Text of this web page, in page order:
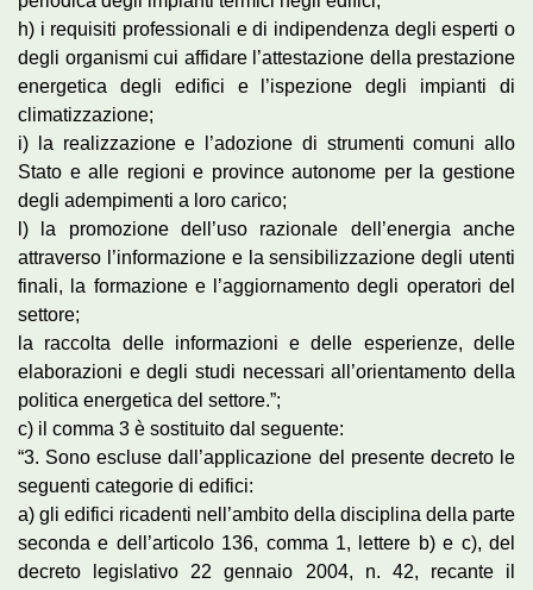
h) i requisiti professionali e di indipendenza degli esperti o
degli organismi cui affidare l’attestazione della prestazione
energetica degli edifici e l’ispezione degli impianti di
climatizzazione;
i) la realizzazione e l’adozione di strumenti comuni allo
Stato e alle regioni e province autonome per la gestione
degli adempimenti a loro carico;
l) la promozione dell’uso razionale dell’energia anche
attraverso l’informazione e la sensibilizzazione degli utenti
finali, la formazione e l’aggiornamento degli operatori del
settore;
la raccolta delle informazioni e delle esperienze, delle
elaborazioni e degli studi necessari all’orientamento della
politica energetica del settore.”;
c) il comma 3 è sostituito dal seguente:
“3. Sono escluse dall’applicazione del presente decreto le
seguenti categorie di edifici:
a) gli edifici ricadenti nell’ambito della disciplina della parte
seconda e dell’articolo 136, comma 1, lettere b) e c), del
decreto legislativo 22 gennaio 2004, n. 42, recante il